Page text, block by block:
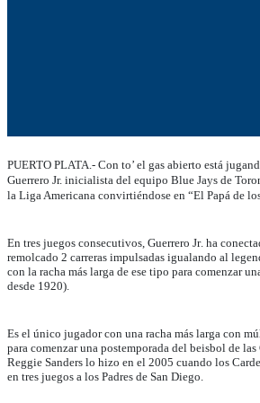
PUERTO PLATA.- Con to’ el gas abierto está
Guerrero Jr. inicialista del equipo Blue Jays de
la Liga Americana convirtiéndose en “El Papá de los
En tres juegos consecutivos, Guerrero Jr. ha
remolcado 2 carreras impulsadas igualando al
con la racha más larga de ese tipo para comenzar
desde 1920).
Es el único jugador con una racha más larga con
para comenzar una postemporada del beisbol de las
Reggie Sanders lo hizo en el 2005 cuando los
en tres juegos a los Padres de San Diego.